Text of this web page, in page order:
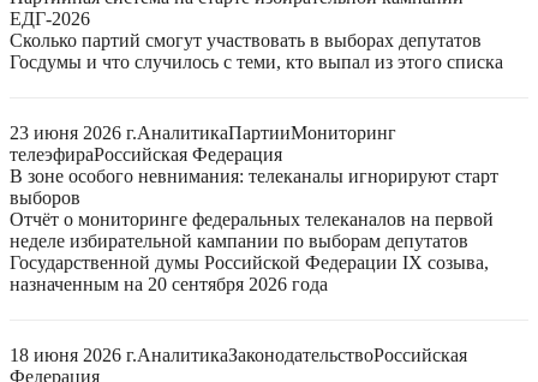
ЕДГ-2026
Сколько партий смогут участвовать в выборах депутатов
Госдумы и что случилось с теми, кто выпал из этого списка
23 июня 2026 г.АналитикаПартииМониторинг
телеэфираРоссийская Федерация
В зоне особого невнимания: телеканалы игнорируют старт
выборов
Отчёт о мониторинге федеральных телеканалов на первой
неделе избирательной кампании по выборам депутатов
Государственной думы Российской Федерации IX созыва,
назначенным на 20 сентября 2026 года
18 июня 2026 г.АналитикаЗаконодательствоРоссийская
Федерация